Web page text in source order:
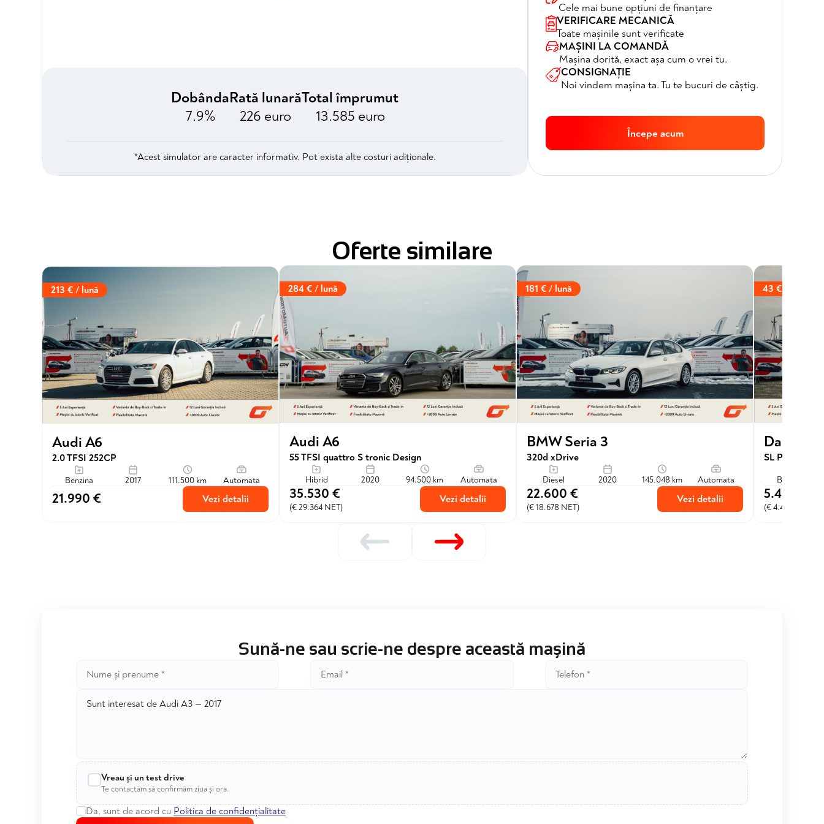
Dobânda
7.9%
Rată lunară
226 euro
Total împrumut
13.585 euro
*Acest simulator are caracter informativ. Pot exista alte costuri adiționale.
Cele mai bune opțiuni de finanțare
VERIFICARE MECANICĂ
Toate mașinile sunt verificate
MAȘINI LA COMANDĂ
Mașina dorită, exact așa cum o vrei tu.
CONSIGNAȚIE
Noi vindem mașina ta. Tu te bucuri de câștig.
Începe acum
Oferte similare
213 € / lună
Audi A6
2.0 TFSI 252CP
Benzina 2017 111.500 km Automata
21.990 € Vezi detalii
284 € / lună
Audi A6
55 TFSI quattro S tronic Design
Hibrid 2020 94.500 km Automata
35.530 €
(€ 29.364 NET)
Vezi detalii
181 € / lună
BMW Seria 3
320d xDrive
Diesel 2020 145.048 km Automata
22.600 €
(€ 18.678 NET)
Vezi detalii
43 € / lună
Dacia
SL Plus SCe
Benzina
5.400 €
(€ 4.463 NET)
Sună-ne sau scrie-ne despre această mașină
Vreau și un test drive
Te contactăm să confirmăm ziua și ora.
Da, sunt de acord cu Politica de confidențialitate